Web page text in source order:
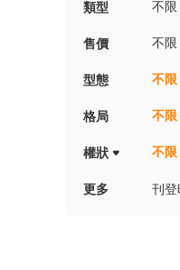
類型 不限
售價 不限
型態 不限
格局 不限
權狀 不限
更多 刊登